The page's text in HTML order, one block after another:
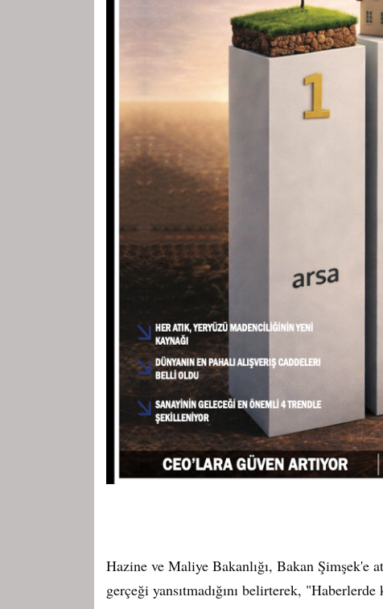
Hazine ve Maliye Bakanlığı, Bakan Şimşek'e
gerçeği yansıtmadığını belirterek,